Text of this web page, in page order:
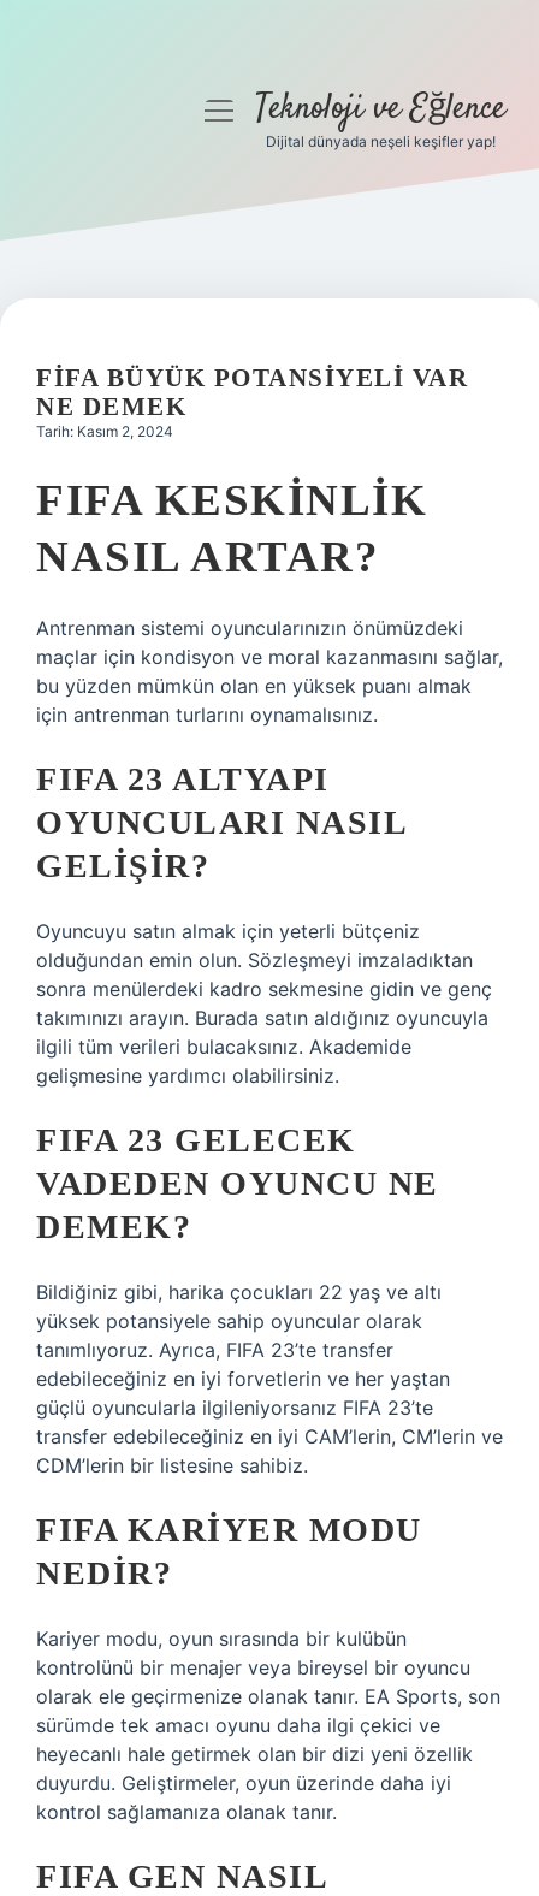
Gizlilik Politikası
Yasal Uyarı
menüyüTeknoloji ve Eğlence
Dijital dünyada neşeli keşifler yap!
FIFA BÜYÜK POTANSIYELI VAR
NE DEMEK
Tarih: Kasım 2, 2024
FIFA KESKINLIK
NASIL ARTAR?
Antrenman sistemi oyuncularınızın önümüzdeki
maçlar için kondisyon ve moral kazanmasını sağlar,
bu yüzden mümkün olan en yüksek puanı almak
için antrenman turlarını oynamalısınız.
FIFA 23 ALTYAPI
OYUNCULARI NASIL
GELIŞIR?
Oyuncuyu satın almak için yeterli bütçeniz
olduğundan emin olun. Sözleşmeyi imzaladıktan
sonra menülerdeki kadro sekmesine gidin ve genç
takımınızı arayın. Burada satın aldığınız oyuncuyla
ilgili tüm verileri bulacaksınız. Akademide
gelişmesine yardımcı olabilirsiniz.
FIFA 23 GELECEK
VADEDEN OYUNCU NE
DEMEK?
Bildiğiniz gibi, harika çocukları 22 yaş ve altı
yüksek potansiyele sahip oyuncular olarak
tanımlıyoruz. Ayrıca, FIFA 23’te transfer
edebileceğiniz en iyi forvetlerin ve her yaştan
güçlü oyuncularla ilgileniyorsanız FIFA 23’te
transfer edebileceğiniz en iyi CAM’lerin, CM’lerin ve
CDM’lerin bir listesine sahibiz.
FIFA KARIYER MODU
NEDIR?
Kariyer modu, oyun sırasında bir kulübün
kontrolünü bir menajer veya bireysel bir oyuncu
olarak ele geçirmenize olanak tanır. EA Sports, son
sürümde tek amacı oyunu daha ilgi çekici ve
heyecanlı hale getirmek olan bir dizi yeni özellik
duyurdu. Geliştirmeler, oyun üzerinde daha iyi
kontrol sağlamanıza olanak tanır.
FIFA GEN NASIL